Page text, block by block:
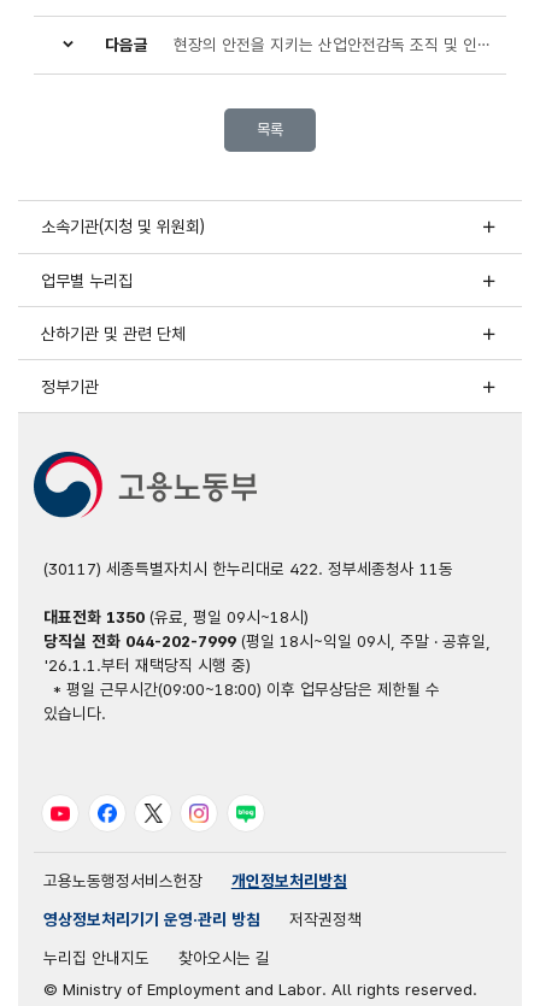
생명보호
·
휴식
보냉장구
·119신고
준수!
질식방지
및
유해가스
충분한
환기,
호흡보호구
착용
다음글 현장의 안전을 지키는 산업안전감독 조직 및 인력 확충
목록
소속기관(지청 및 위원회)
업무별 누리집
산하기관 및 관련 단체
정부기관
(30117) 세종특별자치시 한누리대로 422. 정부세종청사 11동
대표전화 1350(유료, 평일 09시~18시)
당직실 전화 044-202-7999(평일 18시~익일 09시, 주말 · 공휴일,
'26.1.1.부터 재택당직 시행 중)
* 평일 근무시간(09:00~18:00) 이후 업무상담은 제한될 수
있습니다.
유튜브 페이스북트위터 인스타그램
블로그
고용노동행정서비스헌장
개인정보처리방침
영상정보처리기기 운영·관리 방침
저작권정책
누리집 안내지도
찾아오시는 길
© Ministry of Employment and Labor. All rights reserved.